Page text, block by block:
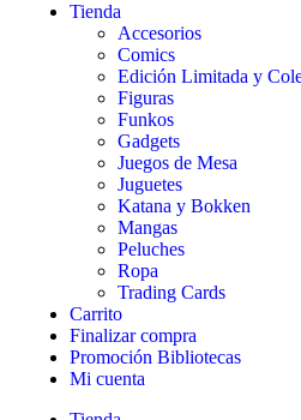
Tienda
Accesorios
Comics
Edición Limitada y
Figuras
Funkos
Gadgets
Juegos de Mesa
Juguetes
Katana y Bokken
Mangas
Peluches
Ropa
Trading Cards
Carrito
Finalizar compra
Promoción Bibliotecas
Mi cuenta